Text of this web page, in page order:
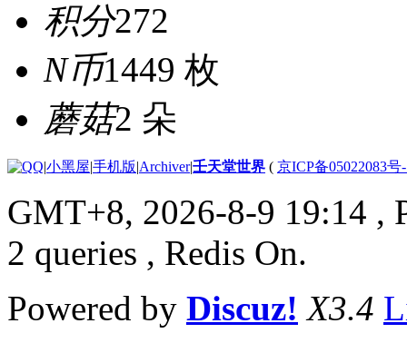
积分272
N币1449 枚
蘑菇2 朵
|小黑屋|手机版|Archiver|壬天堂世界 ( 京ICP备05022083号
GMT+8, 2026-8-9 19:14 ,
2 queries , Redis On.
Powered by Discuz! X3.4